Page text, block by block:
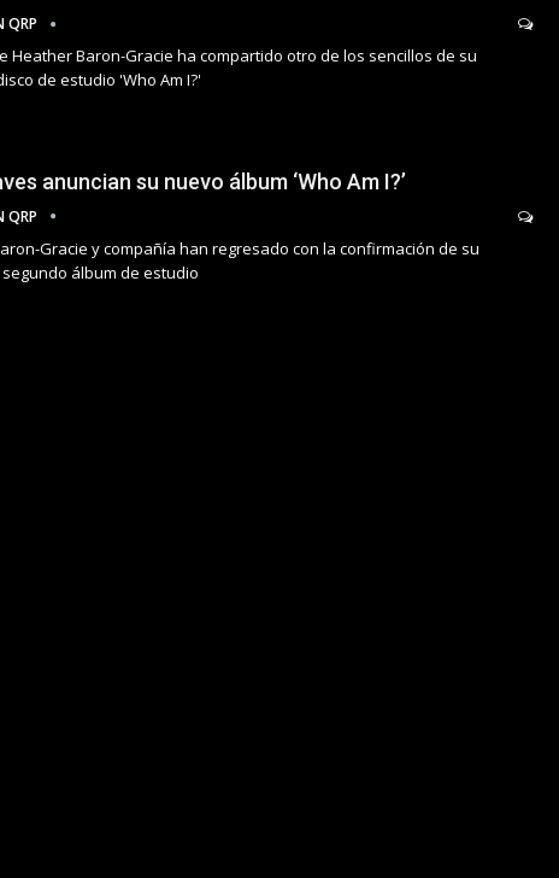
QRP
Heather Baron-Gracie ha compartido otro de los sencillos de su
de estudio 'Who Am I?'
anuncian su nuevo álbum ‘Who Am I?’
QRP
Gracie y compañía han regresado con la confirmación de su
álbum de estudio